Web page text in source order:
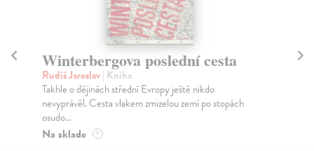
Winterbergova poslední cesta
Rudiš Jaroslav| Kniha
Takhle o dějinách střední Evropy ještě nikdo
nevyprávěl. Cesta vlakem zmizelou zemí po stopách
osudo...
Na sklade ?